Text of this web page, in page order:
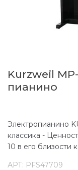
Kurzweil
пианино
Электропианино
классика -
10 в его близости
АРТ: PFS47709